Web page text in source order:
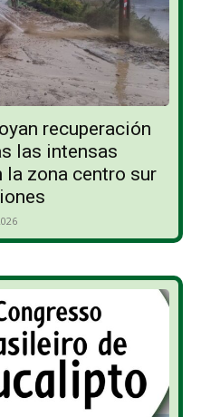
recuperación
las intensas
zona centro sur